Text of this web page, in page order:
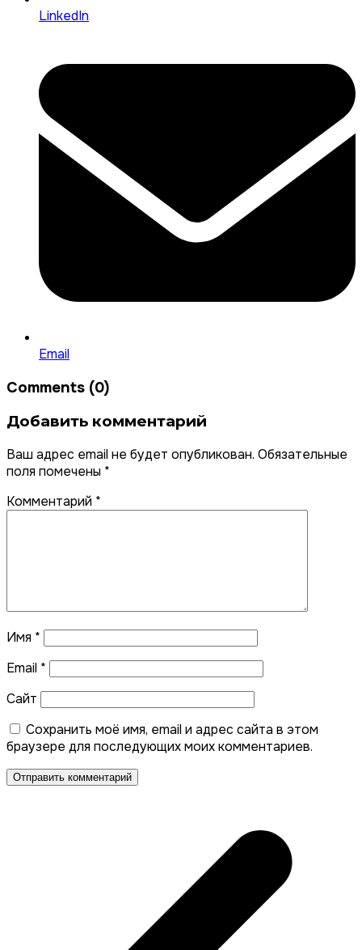
LinkedIn
Email
Comments (0)
Добавить комментарий
Ваш адрес email не будет опубликован. Обязательные
поля помечены *
Комментарий *
Имя *
Email *
Сайт
Сохранить моё имя, email и адрес сайта в этом
браузере для последующих моих комментариев.